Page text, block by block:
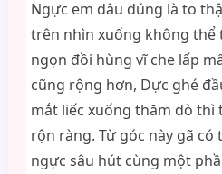
Ngực em dâu đúng là to
trên nhìn xuống không thể
ngọn đồi hùng vĩ che lấp
cũng rộng hơn, Dực ghé
mắt liếc xuống thăm dò thì
rộn ràng. Từ góc này gã có
ngực sâu hút cùng một